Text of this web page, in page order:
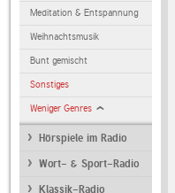
Meditation & Entspannung
Weihnachtsmusik
Bunt gemischt
Sonstiges
Weniger Genres
Hörspiele im Radio
Wort- & Sport-Radio
Klassik-Radio